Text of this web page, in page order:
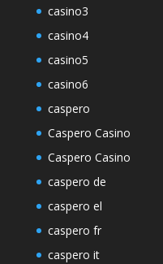
casino3
casino4
casino5
casino6
caspero
Caspero Casino
Caspero Casino
caspero de
caspero el
caspero fr
caspero it